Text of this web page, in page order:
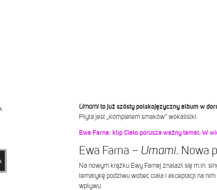
Umamito już szósty polskojęzyczny album w
Płyta jest „kompletem smaków” wokalistki.
Ewa Farna: klip Ciało porusza ważny temat. W
Ewa Farna – Umami. Nowa
Na nowym krążku Ewy Farnej znalazł się m.in.
tematykę podziwu wobec ciała i akceptacji na
wpływu.